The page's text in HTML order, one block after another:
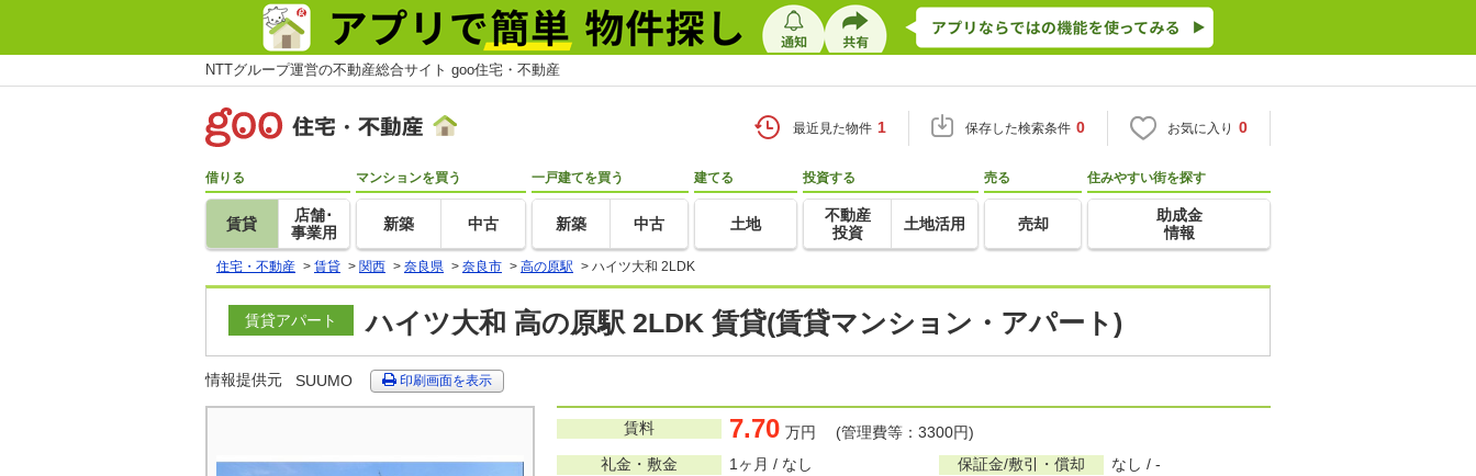
NTTグループ運営の不動産総合サイト goo住宅・不動産
最近見た物件 1 保存した検索条件 0 お気に入り 0
借りる
賃貸
店舗･
事業用
マンションを買う
新築 中古
一戸建てを買う
新築 中古
建てる
土地
投資する
不動産
投資
土地活用
売る
売却
住みやすい街を探す
助成金
情報
住宅・不動産 > 賃貸 > 関西 > 奈良県 > 奈良市 > 高の原駅 > ハイツ大和 2LDK
賃貸アパート ハイツ大和 高の原駅 2LDK 賃貸(賃貸マンション・アパート)
情報提供元 SUUMO 印刷画面を表示
賃料 7.70 万円 (管理費等：3300円)
礼金・敷金
1ヶ月 / なし 保証金/敷引・償却 なし / -